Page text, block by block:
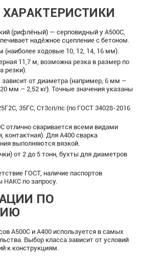
(рифлёный) — серповидный у А500С,
надёжное сцепление с бетоном.
(наиболее ходовые 10, 12, 14, 16 мм).
11,7 м, возможна резка в размер по
резки).
зависит от диаметра (например, 6 мм –
мм – 2,52 кг). Точные значения указаны
35ГС, Ст3сп/пс (по ГОСТ 34028-2016
отлично сваривается всеми видами
контактная). Для А400 сварка
выполняются вязкой.
от 2 до 5 тонн, бухты для диаметров
ГОСТ, наличие паспортов
НАКС по запросу.
ПО
А500С и А400 используется в самых
Выбор класса зависит от условий
к конструкциям.